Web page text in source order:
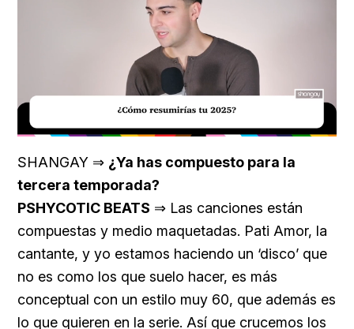
Unmute Loaded:
29.95%
SHANGAY ⇒ ¿Ya has compuesto para la
tercera temporada?
PSHYCOTIC BEATS ⇒ Las canciones están
compuestas y medio maquetadas. Pati Amor, la
cantante, y yo estamos haciendo un ‘disco’ que
no es como los que suelo hacer, es más
conceptual con un estilo muy 60, que además es
lo que quieren en la serie. Así que crucemos los